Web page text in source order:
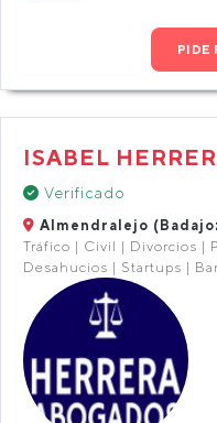
PIDE
ISABEL
Verificado
Almendralejo
Tráfico | Civil | Divorcios |
Desahucios | Startups |